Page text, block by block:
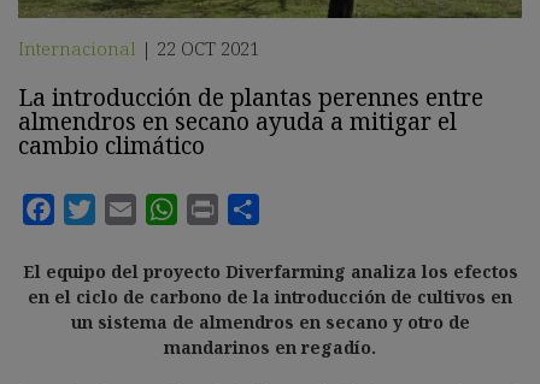
Internacional | 22 OCT 2021
La introducción de plantas perennes entre
almendros en secano ayuda a mitigar el
cambio climático
El equipo del proyecto Diverfarming analiza los efectos
en el ciclo de carbono de la introducción de cultivos en
un sistema de almendros en secano y otro de
mandarinos en regadío.